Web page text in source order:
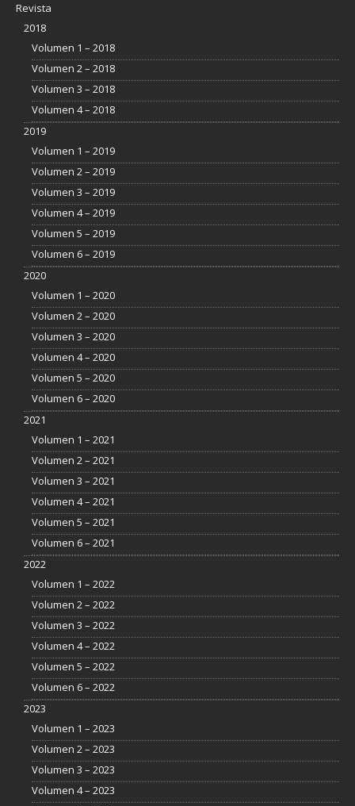
Revista
2018
Volumen 1 – 2018
Volumen 2 – 2018
Volumen 3 – 2018
Volumen 4 – 2018
2019
Volumen 1 – 2019
Volumen 2 – 2019
Volumen 3 – 2019
Volumen 4 – 2019
Volumen 5 – 2019
Volumen 6 – 2019
2020
Volumen 1 – 2020
Volumen 2 – 2020
Volumen 3 – 2020
Volumen 4 – 2020
Volumen 5 – 2020
Volumen 6 – 2020
2021
Volumen 1 – 2021
Volumen 2 – 2021
Volumen 3 – 2021
Volumen 4 – 2021
Volumen 5 – 2021
Volumen 6 – 2021
2022
Volumen 1 – 2022
Volumen 2 – 2022
Volumen 3 – 2022
Volumen 4 – 2022
Volumen 5 – 2022
Volumen 6 – 2022
2023
Volumen 1 – 2023
Volumen 2 – 2023
Volumen 3 – 2023
Volumen 4 – 2023